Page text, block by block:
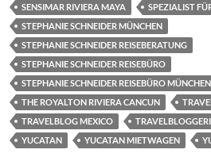
SENSIMAR RIVIERA MAYA
SPEZIALIST
STEPHANIE SCHNEIDER MÜNCHEN
STEPHANIE SCHNEIDER REISEBERATUNG
STEPHANIE SCHNEIDER REISEBÜRO
STEPHANIE SCHNEIDER REISEBÜRO MÜNCHEN
THE ROYALTON RIVIERA CANCUN
TRAVELBLOG MEXICO
YUCATAN
YUCATAN MIETWAGEN